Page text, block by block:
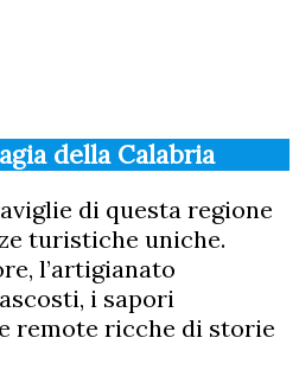
della Calabria
di questa regione
turistiche uniche.
l’artigianato
i sapori
remote ricche di storie